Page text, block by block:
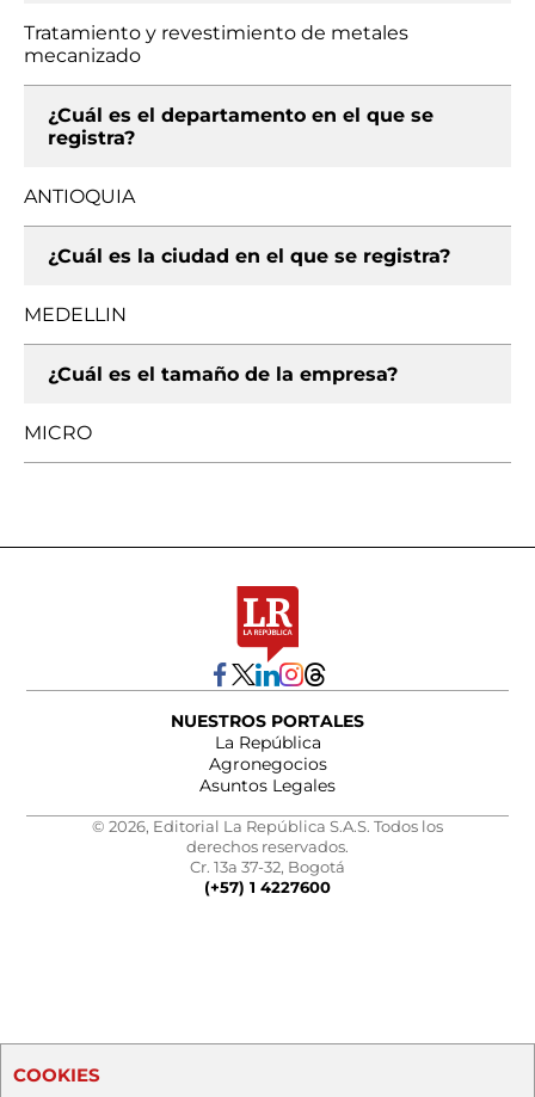
Tratamiento y revestimiento de metales
mecanizado
¿Cuál es el departamento en el que se
registra?
ANTIOQUIA
¿Cuál es la ciudad en el que se registra?
MEDELLIN
¿Cuál es el tamaño de la empresa?
MICRO
NUESTROS PORTALES
La República
Agronegocios
Asuntos Legales
© 2026, Editorial La República S.A.S. Todos los
derechos reservados.
Cr. 13a 37-32, Bogotá
(+57) 1 4227600
COOKIES